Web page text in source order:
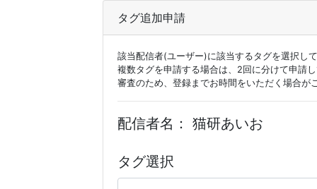
タグ追加申請
該当配信者(ユーザー)に該当するタグを選択し
複数タグを申請する場合は、2回に分けて申請
審査のため、登録までお時間をいただく場合が
配信者名： 猫研あいお
タグ選択